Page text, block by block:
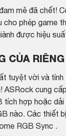
mê đã chết!
cho phép game
được hiệu
CỦA RIÊNG
tuyệt vời và
ASRock cung
tích hợp hoặc
nào. Các thiết
RGB Sync .